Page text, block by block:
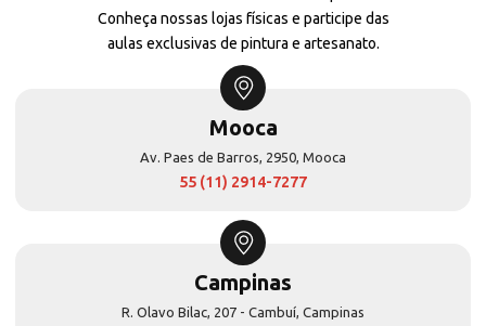
Conheça nossas lojas físicas e participe das
aulas exclusivas de pintura e artesanato.
Mooca
Av. Paes de Barros, 2950, Mooca
55 (11) 2914-7277
Campinas
R. Olavo Bilac, 207 - Cambuí, Campinas